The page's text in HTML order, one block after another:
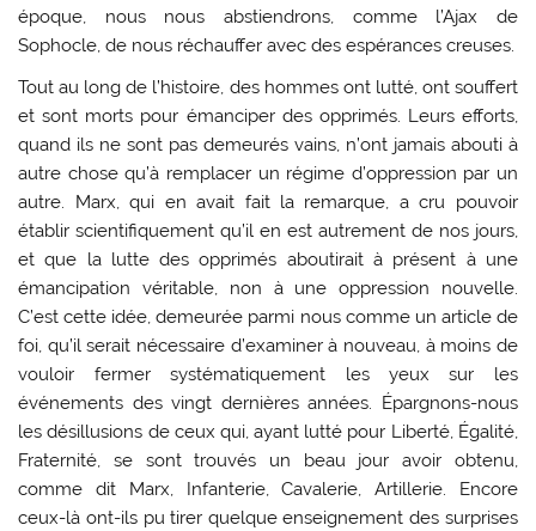
époque, nous nous abstiendrons, comme l’Ajax de
Sophocle, de nous réchauffer avec des espérances creuses.
Tout au long de l’histoire, des hommes ont lutté, ont souffert
et sont morts pour émanciper des opprimés. Leurs efforts,
quand ils ne sont pas demeurés vains, n’ont jamais abouti à
autre chose qu’à remplacer un régime d’oppression par un
autre. Marx, qui en avait fait la remarque, a cru pouvoir
établir scientifiquement qu’il en est autrement de nos jours,
et que la lutte des opprimés aboutirait à présent à une
émancipation véritable, non à une oppression nouvelle.
C’est cette idée, demeurée parmi nous comme un article de
foi, qu’il serait nécessaire d’examiner à nouveau, à moins de
vouloir fermer systématiquement les yeux sur les
événements des vingt dernières années. Épargnons-nous
les désillusions de ceux qui, ayant lutté pour Liberté, Égalité,
Fraternité, se sont trouvés un beau jour avoir obtenu,
comme dit Marx, Infanterie, Cavalerie, Artillerie. Encore
ceux-là ont-ils pu tirer quelque enseignement des surprises